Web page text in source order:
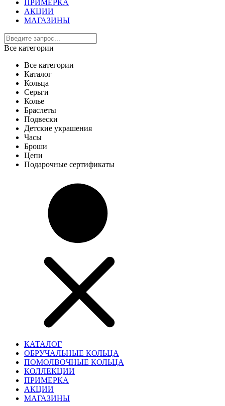
ПРИМЕРКА
АКЦИИ
МАГАЗИНЫ
Все категории
Все категории
Каталог
Кольца
Серьги
Колье
Браслеты
Подвески
Детские украшения
Часы
Броши
Цепи
Подарочные сертификаты
КАТАЛОГ
ОБРУЧАЛЬНЫЕ КОЛЬЦА
ПОМОЛВОЧНЫЕ КОЛЬЦА
КОЛЛЕКЦИИ
ПРИМЕРКА
АКЦИИ
МАГАЗИНЫ